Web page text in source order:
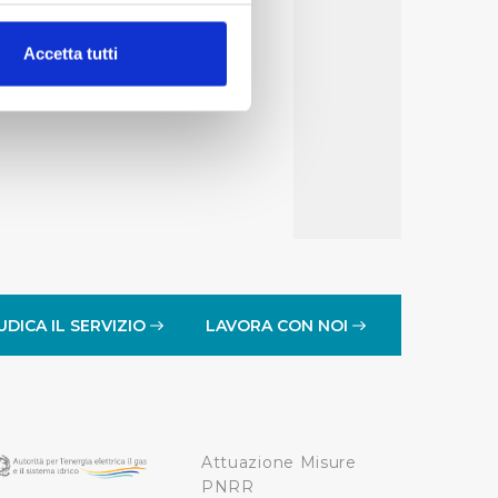
(impronte
che l’Utente ha fornito
i singoli cookie
Accetta tutti
IL SERVIZIO LAVORA CON NOI
Attuazione Misure
PNRR